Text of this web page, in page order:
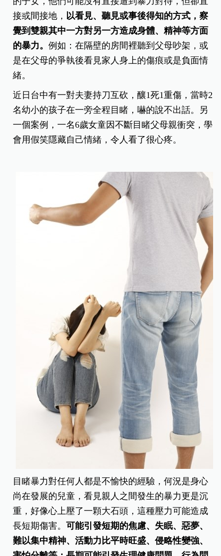
接或間接地， 以看見、聽見或事後得知的方式，察
覺到雙親其中一方對另一方造成身體、精神等方面
的暴力。例如：在隔壁的房間裡聽到父母吵架，或
是在父母的爭執後看見家人身上的傷痕或是負面情
緒。
近日台中有一對夫妻持刀互砍，釀1死1重傷，當時2
名幼小的孩子在一旁全程目睹，嚇的說不出話。另
一個案例，一名6歲女童因不斷目睹父母親衝突，學
會用假笑隱藏自己情緒，令人看了很心疼。
目睹暴力對任何人都是不愉快的經驗，何況是身心
尚在發展的兒童，看見親人之間發生的暴力更是沉
重，好像心上壓了一顆大石頭，這種壓力可能造成
長短期傷害。可能引發短期的焦慮、失眠、惡夢、
難以集中精神、活動力比平時旺盛、侵略性變強、